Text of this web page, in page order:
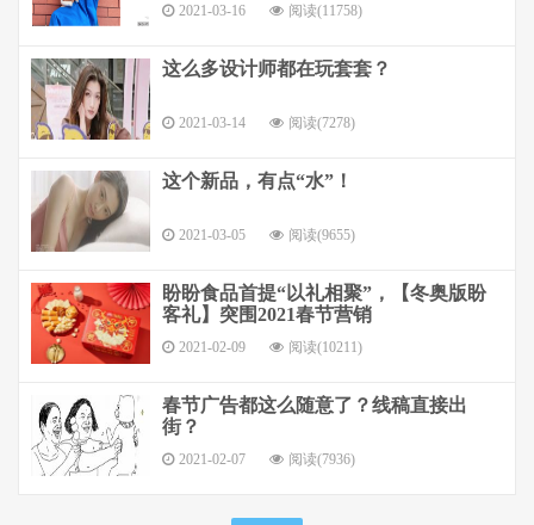
2021-03-16 阅读(11758)
这么多设计师都在玩套套？
2021-03-14 阅读(7278)
这个新品，有点“水”！
2021-03-05 阅读(9655)
盼盼食品首提“以礼相聚”，【冬奥版盼
客礼】突围2021春节营销
2021-02-09 阅读(10211)
春节广告都这么随意了？线稿直接出
街？
2021-02-07 阅读(7936)